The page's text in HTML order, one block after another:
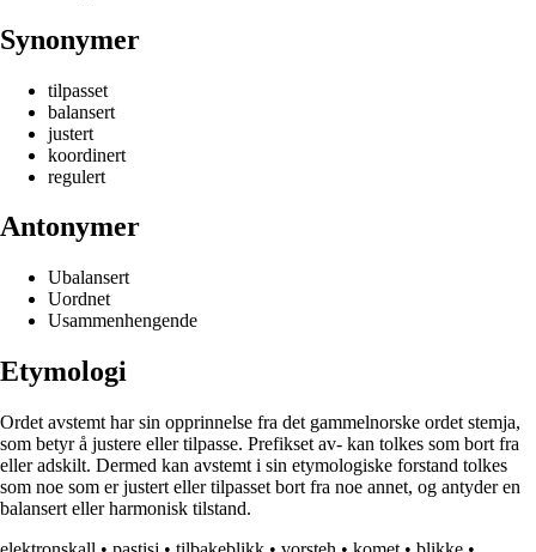
Synonymer
tilpasset
balansert
justert
koordinert
regulert
Antonymer
Ubalansert
Uordnet
Usammenhengende
Etymologi
Ordet avstemt har sin opprinnelse fra det gammelnorske ordet stemja,
som betyr å justere eller tilpasse. Prefikset av- kan tolkes som bort fra
eller adskilt. Dermed kan avstemt i sin etymologiske forstand tolkes
som noe som er justert eller tilpasset bort fra noe annet, og antyder en
balansert eller harmonisk tilstand.